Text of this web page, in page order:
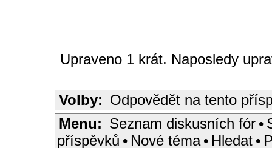
Upraveno 1 krát. Naposledy
Volby: Odpovědět na tento
Menu: Seznam diskusních fór •
příspěvků • Nové téma • Hledat •